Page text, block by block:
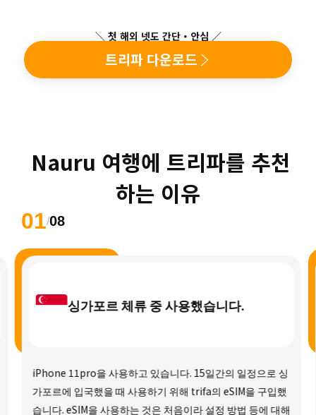
＼ 첫 해외 넷도 간단・안심 ／
트리파 다운로드
하는 이유
01/08
싱가포르 체류 중 사용했습니다.
iPhone 11pro을 사용하고 있습니다. 15일간의 일정으로 싱
가포르에 입국했을 때 사용하기 위해 trifa의 eSIM을 구입했
습니다. eSIM을 사용하는 것은 처음이라 설정 방법 등에 대해